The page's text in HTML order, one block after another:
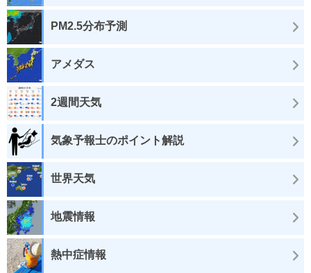
PM2.5分布予測
アメダス
2週間天気
気象予報士のポイント解説
世界天気
地震情報
熱中症情報